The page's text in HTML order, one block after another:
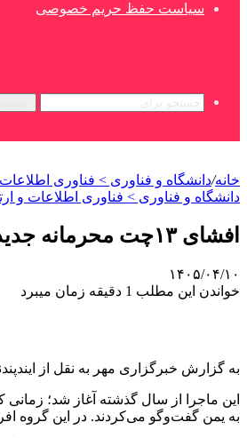
سیاست حفظ حریم خصوصی
خانه/دانشگاه و فناوری > فناوری
دانشگاه و فناوری > فناوری اطلاعات و
افشای ۱۳چت محرمانه جدید در دولت ترامپ/ رسوایی سیگنال ادامه دارد
۱۴۰۵/۰۴/۱۰
خواندن این مطلب 1 دقیقه زمان میبرد
به گزارش خبرگزاری مهر به نقل از
این ماجرا از سال گذشته آغاز شد؛
به یمن گفت‌وگو می‌کردند. در این گروه